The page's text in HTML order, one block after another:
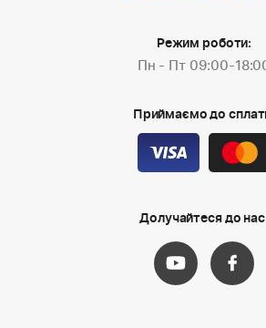
Режим роботи:
Пн - Пт 09:00-
Приймаємо до
Долучайтеся до